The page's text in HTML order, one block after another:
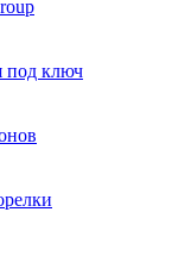
под ключ